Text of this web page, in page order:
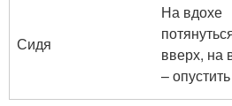
Сидя
На вдохе
вверх, на
–